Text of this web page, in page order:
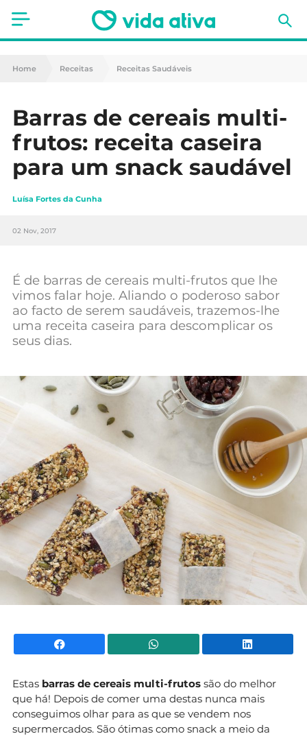
Saúde
Nutrição
Receitas
Fitness
Mães e Bebés
Home Receitas Receitas Saudáveis
Barras de cereais multi-
frutos: receita caseira
para um snack saudável
Luísa Fortes da Cunha
02 Nov, 2017
É de barras de cereais multi-frutos que lhe
vimos falar hoje. Aliando o poderoso sabor
ao facto de serem saudáveis, trazemos-lhe
uma receita caseira para descomplicar os
seus dias.
Facebook WhatsApp
Estas barras de cereais multi-frutos são do melhor
que há! Depois de comer uma destas nunca mais
conseguimos olhar para as que se vendem nos
supermercados. São ótimas como snack a meio da